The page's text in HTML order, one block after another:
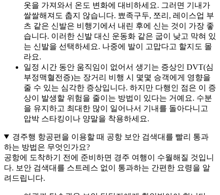
옷을 가져와서 온도 변화에 대비하세요. 그러면 기내가
쌀쌀해져도 춥지 않습니다. 뾰족구두, 쪼리, 레이스업 부
츠 같은 신발은 비행기에서 내린 후에 신는 것이 가장 좋
습니다. 이러한 신발 대신 운동화 같은 굽이 낮고 막혀 있
는 신발을 선택하세요. 나중에 발이 고맙다고 할지도 몰
라요.
일정 시간 동안 움직임이 없어서 생기는 증상인 DVT(심
부정맥혈전증)는 장거리 비행 시 몇몇 승객에게 영향을
줄 수 있는 심각한 증상입니다. 하지만 다행인 점은 이 증
상이 발생할 위험을 줄이는 방법이 있다는 거예요. 수분
을 유지하고 최대한 많이 일어나서 기내를 돌아다니고
압박 스타킹이나 양말을 착용하세요.
경주행 항공편을 이용할 때 공항 보안 검색대를 빨리 통과
하는 방법은 무엇인가요?
공항에 도착하기 전에 준비하면 경주 여행이 수월해질 것입니
다. 보안 검색대를 스트레스 없이 통과하는 간편한 요령을 알
려드립니다.